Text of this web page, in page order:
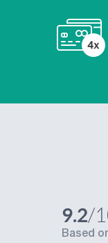
9.2/
based